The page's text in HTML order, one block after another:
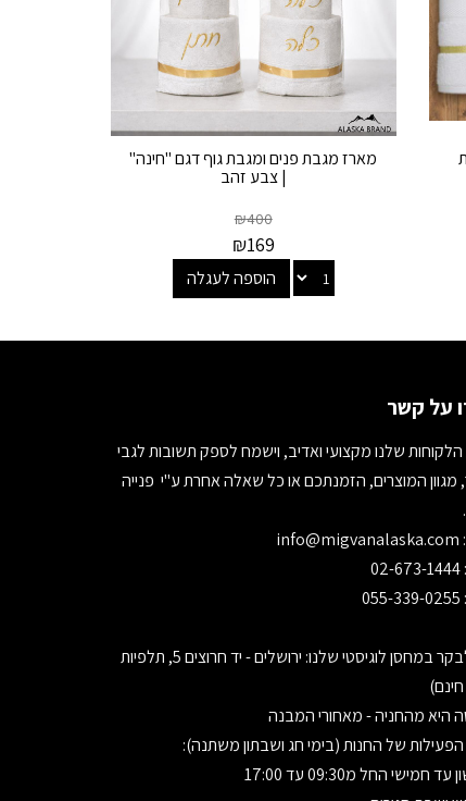
מארז מגבת פנים ומגבת גוף דגם "חינה"
| צבע זהב
₪400
₪169
הוספה לעגלה
על קשר
הלקוחות שלנו מקצועי ואדיב, וישמח לספק תשובות לגבי
מגוון המוצרים, הזמנתכם או כל שאלה אחרת ע"י פנייה
בואו לבקר במחסן לוגיסטי שלנו: ירושלים - יד חרוצים 5, תלפיות
היא מהחניה - מאחורי המבנה
של החנות (בימי חג ושבתון משתנה):
חמישי החל מ09:30 עד 17:00